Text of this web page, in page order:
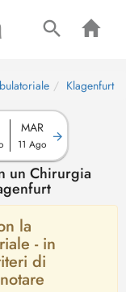
Klagenfurt
MAR
11 Ago
un Chirurgia
la
- in
di